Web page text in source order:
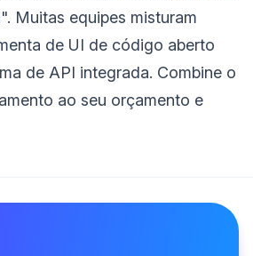
Muitas equipes misturam
de UI de código aberto
de API integrada. Combine o
ao seu orçamento e